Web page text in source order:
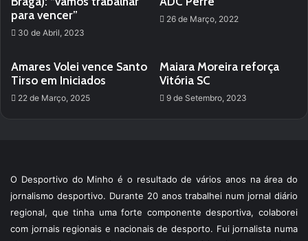
para vencer”
30 de Abril, 2023
26 de Março, 2022
Amares Volei vence Santo
Tirso em Iniciados
22 de Março, 2025
Maiara Moreira reforça
Vitória SC
9 de Setembro, 2023
O Desportivo do Minho é o resultado de vários anos na área do
jornalismo desportivo. Durante 20 anos trabalhei num jornal diário
regional, que tinha uma forte componente desportiva, colaborei
com jornais regionais e nacionais de desporto. Fui jornalista numa